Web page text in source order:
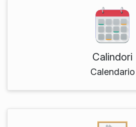
Calindori
Calendario